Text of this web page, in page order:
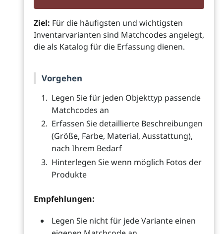
Ziel: Für die häufigsten und wichtigsten
Inventarvarianten sind Matchcodes angelegt,
die als Katalog für die Erfassung dienen.
Vorgehen
Legen Sie für jeden Objekttyp passende
Matchcodes an
Erfassen Sie detaillierte Beschreibungen
(Größe, Farbe, Material, Ausstattung),
nach Ihrem Bedarf
Hinterlegen Sie wenn möglich Fotos der
Produkte
Empfehlungen:
Legen Sie nicht für jede Variante einen